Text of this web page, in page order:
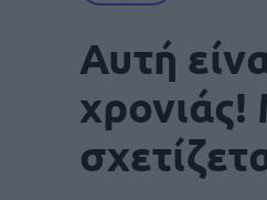
Αυτή
χρονιάς!